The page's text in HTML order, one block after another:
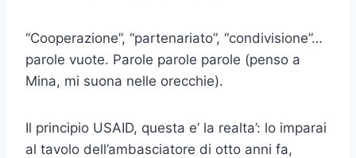
“Cooperazione”, “partenariato”, “condivisione”…
parole vuote. Parole parole parole (penso a
Mina, mi suona nelle orecchie).
Il principio USAID, questa e’ la realta’: lo imparai
al tavolo dell’ambasciatore di otto anni fa,